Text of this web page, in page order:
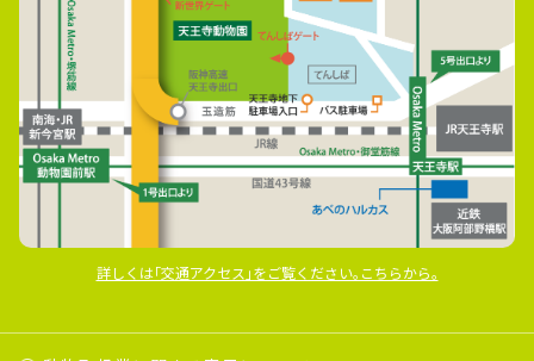
詳しくは｢交通アクセス｣をご覧ください｡こちらから｡